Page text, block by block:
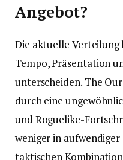
Angebot?
Die aktuelle Verteilung
Tempo, Präsentation
unterscheiden. The
durch eine
und Roguelike-
weniger in
taktischen